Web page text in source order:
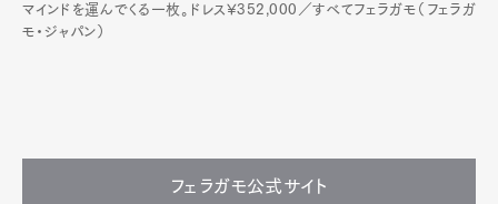
マインドを運んでくる一枚。ドレス¥352,000／すべてフェラガモ（フェラガ
モ・ジャパン）
フェラガモ公式サイト